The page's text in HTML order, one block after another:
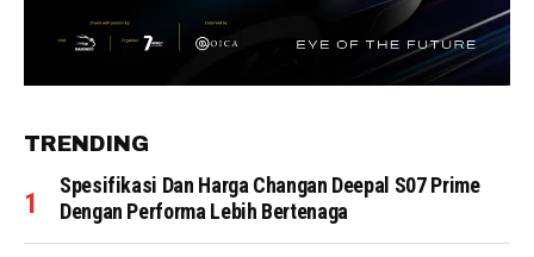
TRENDING
Spesifikasi Dan Harga Changan Deepal S07 Prime
Dengan Performa Lebih Bertenaga